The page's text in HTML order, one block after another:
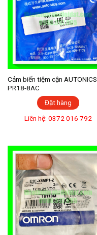
Cảm biến tiệm cận AUTONICS
PR18-8AC
Đặt hàng
Liên hệ: 0372 016 792